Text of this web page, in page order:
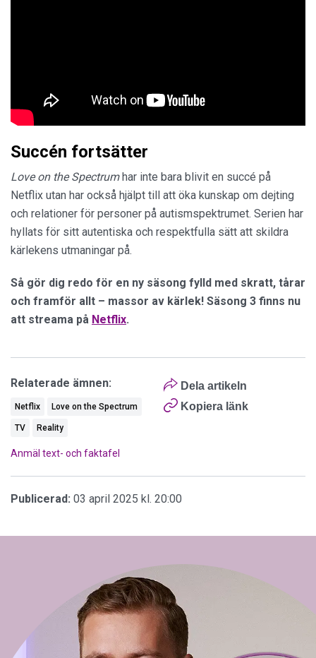
Succén fortsätter
Love on the Spectrumhar inte bara blivit en succé på
Netflix utan har också hjälpt till att öka kunskap om dejting
och relationer för personer på autismspektrumet. Serien har
hyllats för sitt autentiska och respektfulla sätt att skildra
kärlekens utmaningar på.
Så gör dig redo för en ny säsong fylld med skratt, tårar
och framför allt – massor av kärlek! Säsong 3 finns nu
att streama på Netflix.
Dela artikeln
Kopiera länk
Relaterade ämnen:
Netflix Love on the Spectrum
TV Reality
Anmäl text- och faktafel
Publicerad: 03 april 2025 kl. 20:00